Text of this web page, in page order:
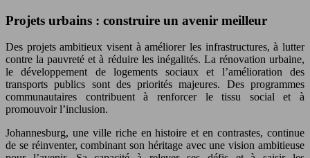
Projets urbains : construire un avenir meilleur
Des projets ambitieux visent à améliorer les infrastructures, à lutter
contre la pauvreté et à réduire les inégalités. La rénovation urbaine,
le développement de logements sociaux et l’amélioration des
transports publics sont des priorités majeures. Des programmes
communautaires contribuent à renforcer le tissu social et à
promouvoir l’inclusion.
Johannesburg, une ville riche en histoire et en contrastes, continue
de se réinventer, combinant son héritage avec une vision ambitieuse